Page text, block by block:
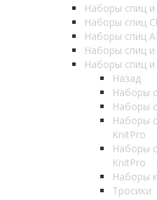
Наборы спиц
Наборы спиц
Наборы спиц
Наборы спиц и
Наборы спиц
Назад
Наборы
Наборы
Наборы
KnitPro
Наборы
KnitPro
Наборы
Тросики